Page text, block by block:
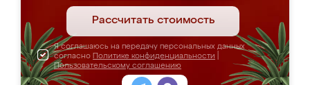
Рассчитать стоимость
Я соглашаюсь на передачу персональных данных
согласно Политике конфиденциальности
Пользовательскому соглашению